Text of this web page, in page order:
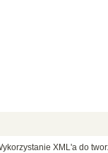
XML'a do